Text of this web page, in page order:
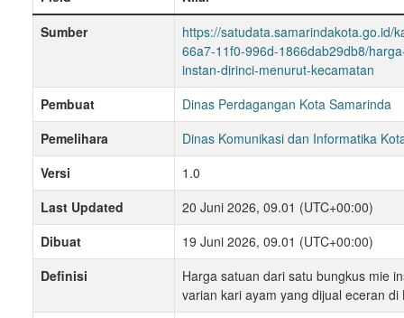
Sumber
https://satudata.samarindakota.go.id/
66a7-11f0-996d-1866dab29db8/
instan-dirinci-menurut-kecamatan
Pembuat
Dinas Perdagangan Kota Samarinda
Pemelihara
Dinas Komunikasi dan Informatika
Versi
1.0
Last Updated
20 Juni 2026, 09.01 (UTC+00:00)
Dibuat
19 Juni 2026, 09.01 (UTC+00:00)
Definisi
Harga satuan dari satu bungkus mie
varian kari ayam yang dijual eceran di